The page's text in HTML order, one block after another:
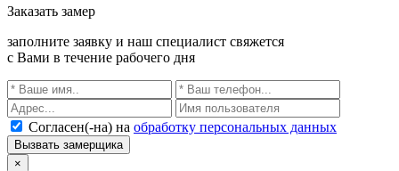
Заказать замер
заполните заявку и наш специалист свяжется
с Вами в течение рабочего дня
Согласен(-на) на обработку персональных данных
Вызвать замерщика
×